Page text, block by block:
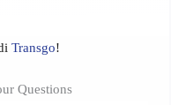
Transgo!
Questions